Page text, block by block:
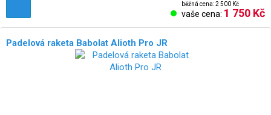
běžná cena: 2 500 Kč
vaše cena: 1 750 Kč
Padelová raketa Babolat Alioth Pro JR